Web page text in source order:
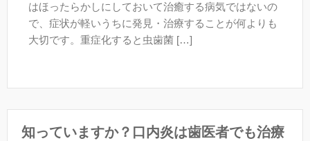
はほったらかしにしておいて治癒する病気ではないの
で、症状が軽いうちに発見・治療することが何よりも
大切です。重症化すると虫歯菌 […]
知っていますか？口内炎は歯医者でも治療